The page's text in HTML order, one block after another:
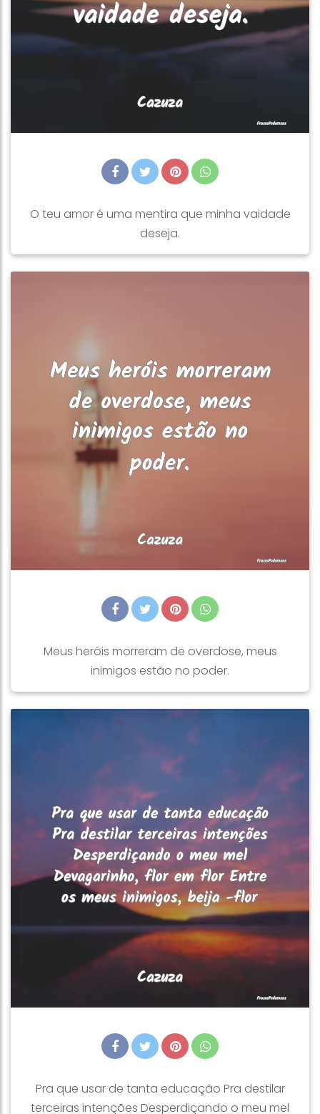
O teu amor é uma mentira que minha vaidade
deseja.
Meus heróis morreram de overdose, meus
inimigos estão no poder.
Pra que usar de tanta educação Pra destilar
terceiras intenções Desperdiçando o meu mel